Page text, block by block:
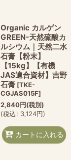
Organic カルゲン
GREEN-天然硫酸カ
ルシウム｜天然二水
石膏【粉末】
【15kg】【有機
JAS適合資材】吉野
石膏 [TKE-
CGJAS015F]
2,840円(税別)
(税込: 3,124円)
カートに入れる